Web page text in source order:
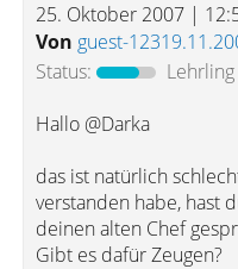
25. Oktober 2007 |
Von guest-
Status:
Lehrling
Hallo @Darka
das ist natürlich
verstanden habe, hast
deinen alten Chef
Gibt es dafür Zeugen?